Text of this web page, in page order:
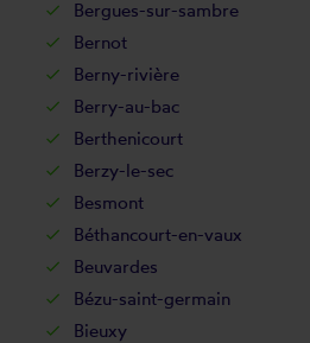
Bergues-sur-sambre
Bernot
Berny-rivière
Berry-au-bac
Berthenicourt
Berzy-le-sec
Besmont
Béthancourt-en-vaux
Beuvardes
Bézu-saint-germain
Bieuxy